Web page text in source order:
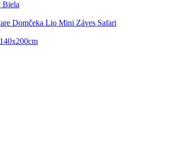
Biela
Domčeka Lio Mini Záves Safari